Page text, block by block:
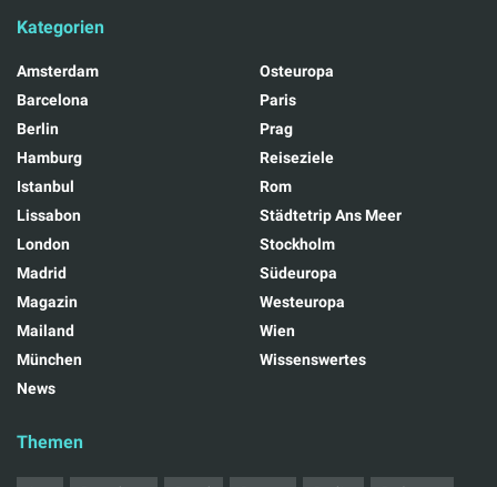
Kategorien
Amsterdam
Barcelona
Berlin
Hamburg
Istanbul
Lissabon
London
Madrid
Magazin
Mailand
München
News
Osteuropa
Paris
Prag
Reiseziele
Rom
Städtetrip Ans Meer
Stockholm
Südeuropa
Westeuropa
Wien
Wissenswertes
Themen